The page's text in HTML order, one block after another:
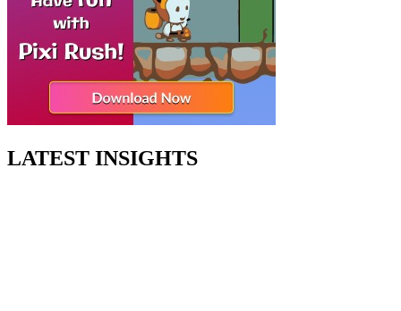
LATEST INSIGHTS